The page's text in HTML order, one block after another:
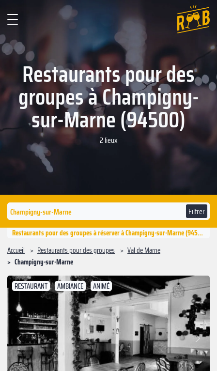
Restaurants pour des
groupes à Champigny-
sur-Marne (94500)
2 lieux
Filtrer
Restaurants pour des groupes à réserver à Champigny-sur-Marne (94500)
Accueil
Restaurants pour des groupes
Val de Marne
Champigny-sur-Marne
RESTAURANT AMBIANCE ANIMÉ
Précédent
Suivant